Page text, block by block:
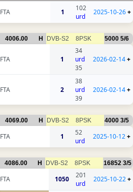
FTA 1
102
urd
2025-10-26+
4006.00 H DVB-S2 8PSK 5000 5/6
FTA 1
34
urd
35
2026-02-14+
FTA 2
38
urd
39
2026-02-14+
4069.00 H DVB-S2 8PSK 4000 3/5
FTA 1
52
urd
2025-10-12+
4086.00 H DVB-S2 8PSK 16852 3/5
FTA 1050
201
urd
2025-10-22+